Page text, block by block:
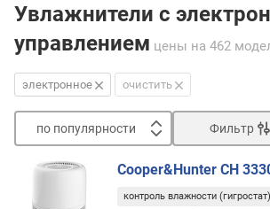
раньше
Увлажнители с
управлением цены на 462
электронное очистить
по популярности Фильтр
Cooper&Hunter CH
контроль влажности (гигростат)